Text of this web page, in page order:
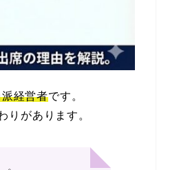
経営者です。
りがあります。